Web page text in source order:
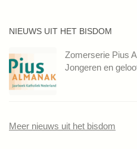
NIEUWS UIT HET BISDOM
Zomerserie Pius
Jongeren en
Meer nieuws uit het bisdom